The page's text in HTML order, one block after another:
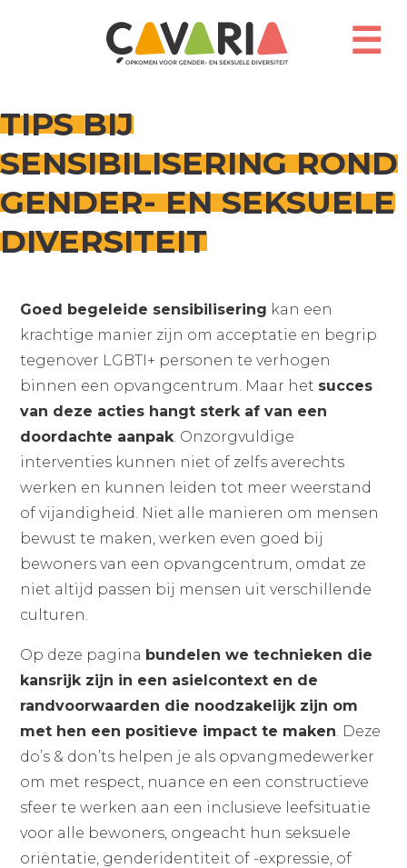
☰
TIPS BIJ
SENSIBILISERING ROND
GENDER- EN SEKSUELE
DIVERSITEIT
Goed begeleide sensibilisering kan een
krachtige manier zijn om acceptatie en begrip
tegenover LGBTI+ personen te verhogen
binnen een opvangcentrum. Maar het succes
van deze acties hangt sterk af van een
doordachte aanpak. Onzorgvuldige
interventies kunnen niet of zelfs averechts
werken en kunnen leiden tot meer weerstand
of vijandigheid. Niet alle manieren om mensen
bewust te maken, werken even goed bij
bewoners van een opvangcentrum, omdat ze
niet altijd passen bij mensen uit verschillende
culturen.
Op deze pagina bundelen we technieken die
kansrijk zijn in een asielcontext en de
randvoorwaarden die noodzakelijk zijn om
met hen een positieve impact te maken. Deze
do’s & don’ts helpen je als opvangmedewerker
om met respect, nuance en een constructieve
sfeer te werken aan een inclusieve leefsituatie
voor alle bewoners, ongeacht hun seksuele
oriëntatie, genderidentiteit of -expressie, of